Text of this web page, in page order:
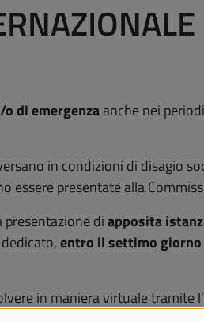
di emergenzaanche nei
in condizioni di disagio
essere presentate alla
diapposita
entro il settimo giorno
in maniera virtuale tramite